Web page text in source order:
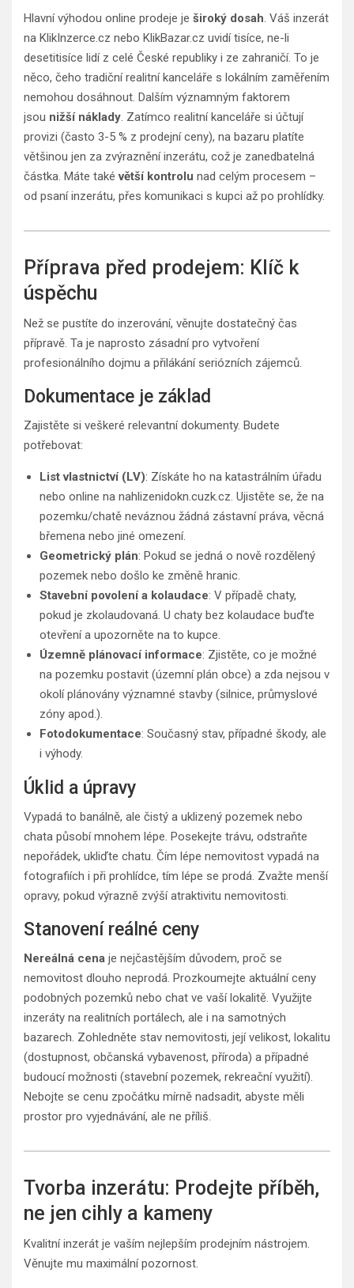
Hlavní výhodou online prodeje je široký dosah. Váš inzerát
na KlikInzerce.cz nebo KlikBazar.cz uvidí tisíce, ne-li
desetitisíce lidí z celé České republiky i ze zahraničí. To je
něco, čeho tradiční realitní kanceláře s lokálním zaměřením
nemohou dosáhnout. Dalším významným faktorem
jsou nižší náklady. Zatímco realitní kanceláře si účtují
provizi (často 3-5 % z prodejní ceny), na bazaru platíte
většinou jen za zvýraznění inzerátu, což je zanedbatelná
částka. Máte takévětší kontrolu nad celým procesem –
od psaní inzerátu, přes komunikaci s kupci až po prohlídky.
Příprava před prodejem: Klíč k
úspěchu
Než se pustíte do inzerování, věnujte dostatečný čas
přípravě. Ta je naprosto zásadní pro vytvoření
profesionálního dojmu a přilákání seriózních zájemců.
Dokumentace je základ
Zajistěte si veškeré relevantní dokumenty. Budete
potřebovat:
List vlastnictví (LV): Získáte ho na katastrálním úřadu
nebo online na nahlizenidokn.cuzk.cz. Ujistěte se, že na
pozemku/chatě neváznou žádná zástavní práva, věcná
břemena nebo jiné omezení.
Geometrický plán: Pokud se jedná o nově rozdělený
pozemek nebo došlo ke změně hranic.
Stavební povolení a kolaudace: V případě chaty,
pokud je zkolaudovaná. U chaty bez kolaudace buďte
otevření a upozorněte na to kupce.
Územně plánovací informace: Zjistěte, co je možné
na pozemku postavit (územní plán obce) a zda nejsou v
okolí plánovány významné stavby (silnice, průmyslové
zóny apod.).
Fotodokumentace: Současný stav, případné škody, ale
i výhody.
Úklid a úpravy
Vypadá to banálně, ale čistý a uklizený pozemek nebo
chata působí mnohem lépe. Posekejte trávu, odstraňte
nepořádek, ukliďte chatu. Čím lépe nemovitost vypadá na
fotografiích i při prohlídce, tím lépe se prodá. Zvažte menší
opravy, pokud výrazně zvýší atraktivitu nemovitosti.
Stanovení reálné ceny
Nereálná cena je nejčastějším důvodem, proč se
nemovitost dlouho neprodá. Prozkoumejte aktuální ceny
podobných pozemků nebo chat ve vaší lokalitě. Využijte
inzeráty na realitních portálech, ale i na samotných
bazarech. Zohledněte stav nemovitosti, její velikost, lokalitu
(dostupnost, občanská vybavenost, příroda) a případné
budoucí možnosti (stavební pozemek, rekreační využití).
Nebojte se cenu zpočátku mírně nadsadit, abyste měli
prostor pro vyjednávání, ale ne příliš.
Tvorba inzerátu: Prodejte příběh,
ne jen cihly a kameny
Kvalitní inzerát je vaším nejlepším prodejním nástrojem.
Věnujte mu maximální pozornost.